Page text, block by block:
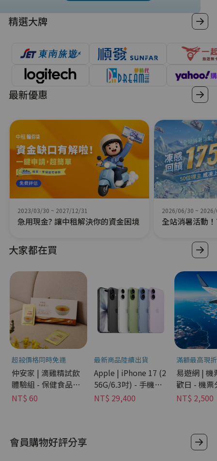
精選大牌
最新優惠
2023/03/30 ~ 2027/12/31
急用現金? 讓中租解決你的資金困境
2026/06/30 ~
全站消暑活動
大家都在買
超殺價格同時免運
仲安家 | 滴雞精試飲
體驗組 - 保健食品分
期
NT$ 60
最新商品陸續出貨
Apple | iPhone 17 (2
56G/6.3吋) - 手機分
期
NT$ 29,400
滿額最高現
易遊網 | 機
歡日 - 機票
NT$ 2,500
會員購物好評分享